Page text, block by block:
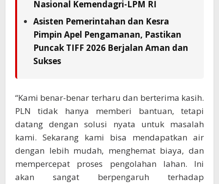
Nasional Kemendagri-LPM RI
Asisten Pemerintahan dan Kesra
Pimpin Apel Pengamanan, Pastikan
Puncak TIFF 2026 Berjalan Aman dan
Sukses
“Kami benar-benar terharu dan berterima kasih.
PLN tidak hanya memberi bantuan, tetapi
datang dengan solusi nyata untuk masalah
kami. Sekarang kami bisa mendapatkan air
dengan lebih mudah, menghemat biaya, dan
mempercepat proses pengolahan lahan. Ini
akan sangat berpengaruh terhadap